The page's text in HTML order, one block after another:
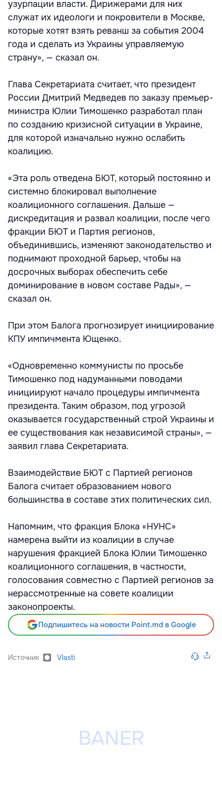
узурпации власти. Дирижерами для них
служат их идеологи и покровители в Москве,
которые хотят взять реванш за события 2004
года и сделать из Украины управляемую
страну», — сказал он.
Глава Секретариата считает, что президент
России Дмитрий Медведев по заказу премьер-
министра Юлии Тимошенко разработал план
по созданию кризисной ситуации в Украине,
для которой изначально нужно ослабить
коалицию.
«Эта роль отведена БЮТ, который постоянно и
системно блокировал выполнение
коалиционного соглашения. Дальше —
дискредитация и развал коалиции, после чего
фракции БЮТ и Партия регионов,
объединившись, изменяют законодательство и
поднимают проходной барьер, чтобы на
досрочных выборах обеспечить себе
доминирование в новом составе Рады», —
сказал он.
При этом Балога прогнозирует инициирование
КПУ импичмента Ющенко.
«Одновременно коммунисты по просьбе
Тимошенко под надуманными поводами
инициируют начало процедуры импичмента
президента. Таким образом, под угрозой
оказывается государственный строй Украины и
ее существования как независимой страны», —
заявил глава Секретариата.
Взаимодействие БЮТ с Партией регионов
Балога считает образованием нового
большинства в составе этих политических сил.
Напомним, что фракция Блока «НУНС»
намерена выйти из коалиции в случае
нарушения фракцией Блока Юлии Тимошенко
коалиционного соглашения, в частности,
голосования совместно с Партией регионов за
нерассмотренные на совете коалиции
законопроекты.
Подпишитесь на новости Point.md в Google
Источник Vlasti